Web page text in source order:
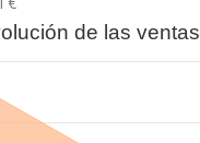
de las ventas